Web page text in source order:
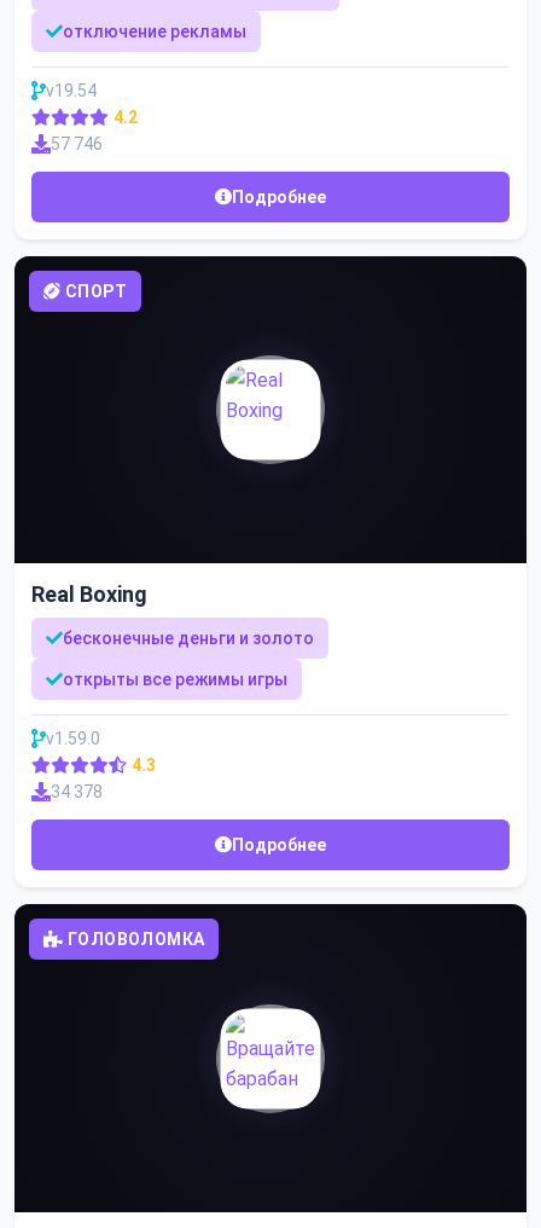
отключение рекламы
v19.54
4.2
57 746
Подробнее
СПОРТ
Real Boxing
бесконечные деньги и золото
открыты все режимы игры
v1.59.0
4.3
34 378
Подробнее
ГОЛОВОЛОМКА